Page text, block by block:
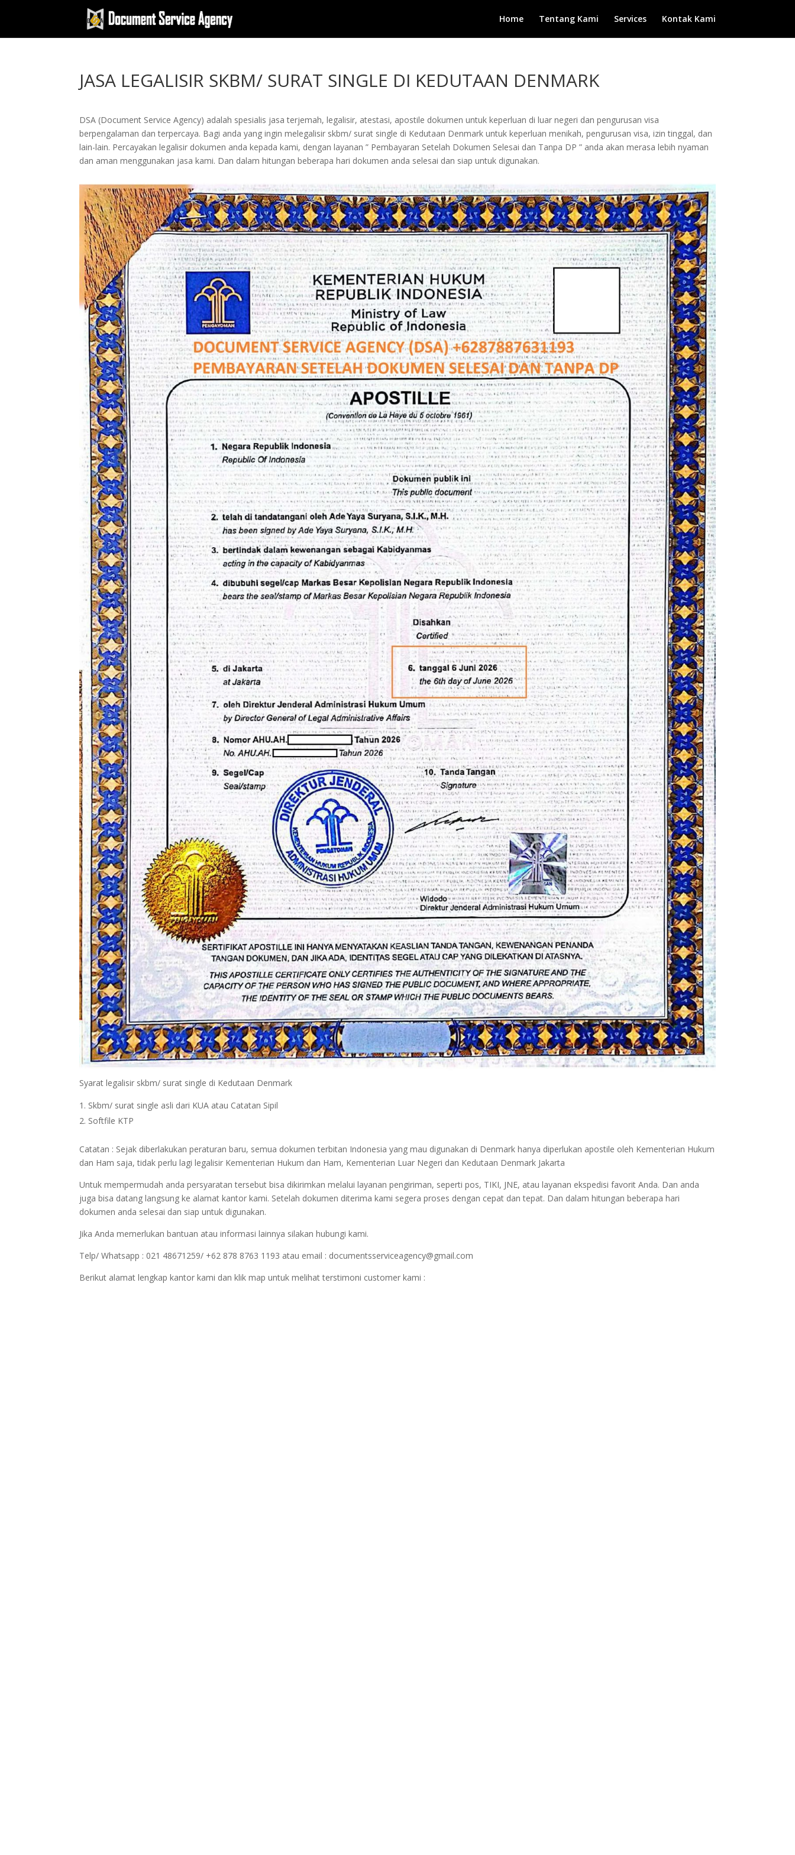
Home Tentang Kami Services Kontak Kami
JASA LEGALISIR SKBM/ SURAT SINGLE DI KEDUTAAN DENMARK
DSA (Document Service Agency) adalah spesialis jasa terjemah, legalisir, atestasi, apostile dokumen untuk keperluan di luar negeri dan pengurusan visa
berpengalaman dan terpercaya. Bagi anda yang ingin melegalisir skbm/ surat single di Kedutaan Denmark untuk keperluan menikah, pengurusan visa, izin tinggal, dan
lain-lain. Percayakan legalisir dokumen anda kepada kami, dengan layanan ” Pembayaran Setelah Dokumen Selesai dan Tanpa DP ” anda akan merasa lebih nyaman
dan aman menggunakan jasa kami. Dan dalam hitungan beberapa hari dokumen anda selesai dan siap untuk digunakan.
Syarat legalisir skbm/ surat single di Kedutaan Denmark
Skbm/ surat single asli dari KUA atau Catatan Sipil
Softfile KTP
Catatan : Sejak diberlakukan peraturan baru, semua dokumen terbitan Indonesia yang mau digunakan di Denmark hanya diperlukan apostile oleh Kementerian Hukum
dan Ham saja, tidak perlu lagi legalisir Kementerian Hukum dan Ham, Kementerian Luar Negeri dan Kedutaan Denmark Jakarta
Untuk mempermudah anda persyaratan tersebut bisa dikirimkan melalui layanan pengiriman, seperti pos, TIKI, JNE, atau layanan ekspedisi favorit Anda. Dan anda
juga bisa datang langsung ke alamat kantor kami. Setelah dokumen diterima kami segera proses dengan cepat dan tepat. Dan dalam hitungan beberapa hari
dokumen anda selesai dan siap untuk digunakan.
Jika Anda memerlukan bantuan atau informasi lainnya silakan hubungi kami.
Telp/ Whatsapp : 021 48671259/ +62 878 8763 1193 atau email : documentsserviceagency@gmail.com
Berikut alamat lengkap kantor kami dan klik map untuk melihat terstimoni customer kami :